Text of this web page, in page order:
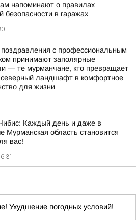
напоминают о правилах
безопасности в гаражах
с профессиональным
принимают заполярные
— те мурманчане, кто превращает
ландшафт в комфортное
для жизни
Каждый день и даже в
Мурманская область становится
вас!
Ухудшение погодных условий!